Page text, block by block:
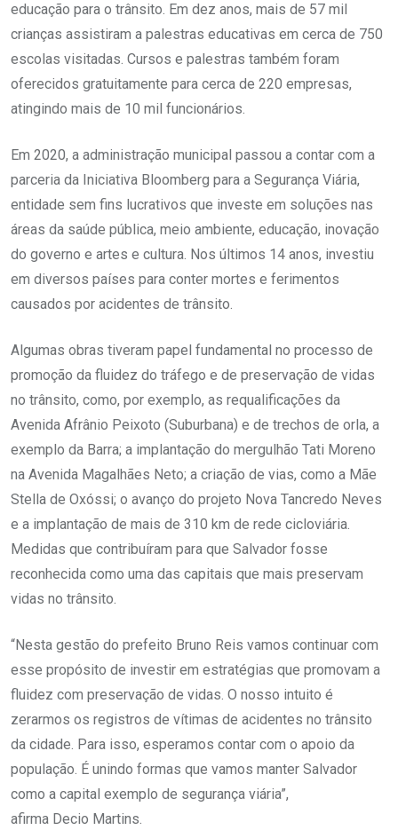
educação para o trânsito. Em dez anos, mais de 57 mil
crianças assistiram a palestras educativas em cerca de 750
escolas visitadas. Cursos e palestras também foram
oferecidos gratuitamente para cerca de 220 empresas,
atingindo mais de 10 mil funcionários.
Em 2020, a administração municipal passou a contar com a
parceria da Iniciativa Bloomberg para a Segurança Viária,
entidade sem fins lucrativos que investe em soluções nas
áreas da saúde pública, meio ambiente, educação, inovação
do governo e artes e cultura. Nos últimos 14 anos, investiu
em diversos países para conter mortes e ferimentos
causados por acidentes de trânsito.
Algumas obras tiveram papel fundamental no processo de
promoção da fluidez do tráfego e de preservação de vidas
no trânsito, como, por exemplo, as requalificações da
Avenida Afrânio Peixoto (Suburbana) e de trechos de orla, a
exemplo da Barra; a implantação do mergulhão Tati Moreno
na Avenida Magalhães Neto; a criação de vias, como a Mãe
Stella de Oxóssi; o avanço do projeto Nova Tancredo Neves
e a implantação de mais de 310 km de rede cicloviária.
Medidas que contribuíram para que Salvador fosse
reconhecida como uma das capitais que mais preservam
vidas no trânsito.
“Nesta gestão do prefeito Bruno Reis vamos continuar com
esse propósito de investir em estratégias que promovam a
fluidez com preservação de vidas. O nosso intuito é
zerarmos os registros de vítimas de acidentes no trânsito
da cidade. Para isso, esperamos contar com o apoio da
população. É unindo formas que vamos manter Salvador
como a capital exemplo de segurança viária”,
afirma Decio Martins.